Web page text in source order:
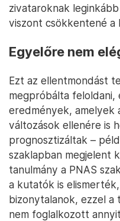
zivataroknak
viszont csökkentené a
Egyelőre nem
Ezt az ellentmondást
megpróbálta feloldani,
eredmények, amelyek
változások ellenére is
prognosztizáltak –
szaklapban megjelent
tanulmány a PNAS
a kutatók is
bizonytalanok, ezzel a
nem foglalkozott